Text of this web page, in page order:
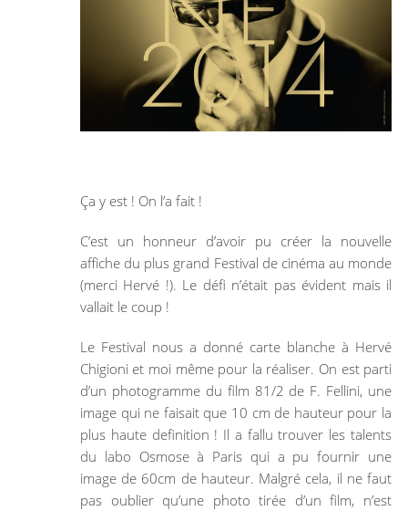
Ça y est ! On l’a fait !
C’est un honneur d’avoir pu créer la nouvelle
affiche du plus grand Festival de cinéma au monde
(merci Hervé !). Le défi n’était pas évident mais il
vallait le coup !
Le Festival nous a donné carte blanche à Hervé
Chigioni et moi même pour la réaliser. On est parti
d’un photogramme du film 81/2 de F. Fellini, une
image qui ne faisait que 10 cm de hauteur pour la
plus haute definition ! Il a fallu trouver les talents
du labo Osmose à Paris qui a pu fournir une
image de 60cm de hauteur. Malgré cela, il ne faut
pas oublier qu’une photo tirée d’un film, n’est